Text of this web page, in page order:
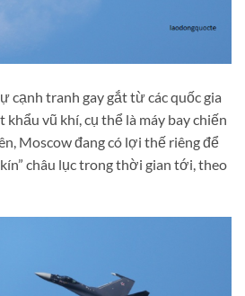
cạnh tranh gay gắt từ các quốc gia
vũ khí, cụ thể là máy bay chiến
Moscow đang có lợi thế riêng để
châu lục trong thời gian tới, theo